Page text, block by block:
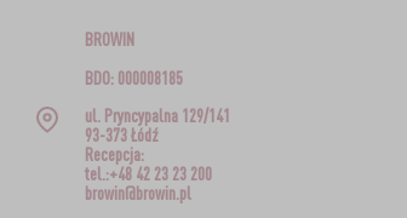
BROWIN
BDO: 000008185
ul. Pryncypalna 129/141
93-373 Łódź
Recepcja:
tel.:+48 42 23 23 200
browin@browin.pl